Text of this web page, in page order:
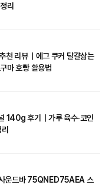
리
천 리뷰｜에그 쿠커 달걀삶는
마 호빵 활용법
140g 후기｜가루 육수·코인
운드바 75QNED75AEA 스